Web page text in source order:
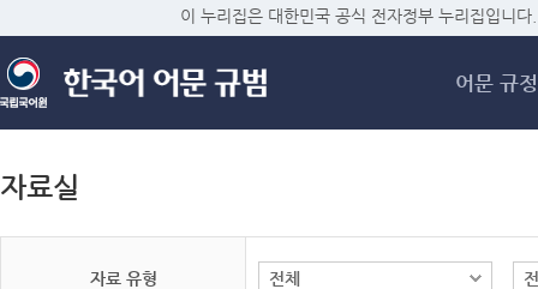
메
이 누리집은 대한민국 공식 전자정부 누리집입니다.
어문 규정
자료실
자료 유형